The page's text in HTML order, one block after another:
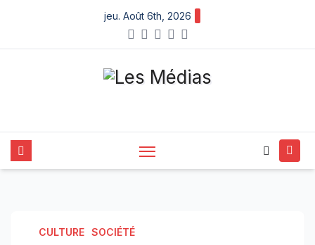
content
jeu. Août 6th, 2026
CULTURE SOCIÉTÉ